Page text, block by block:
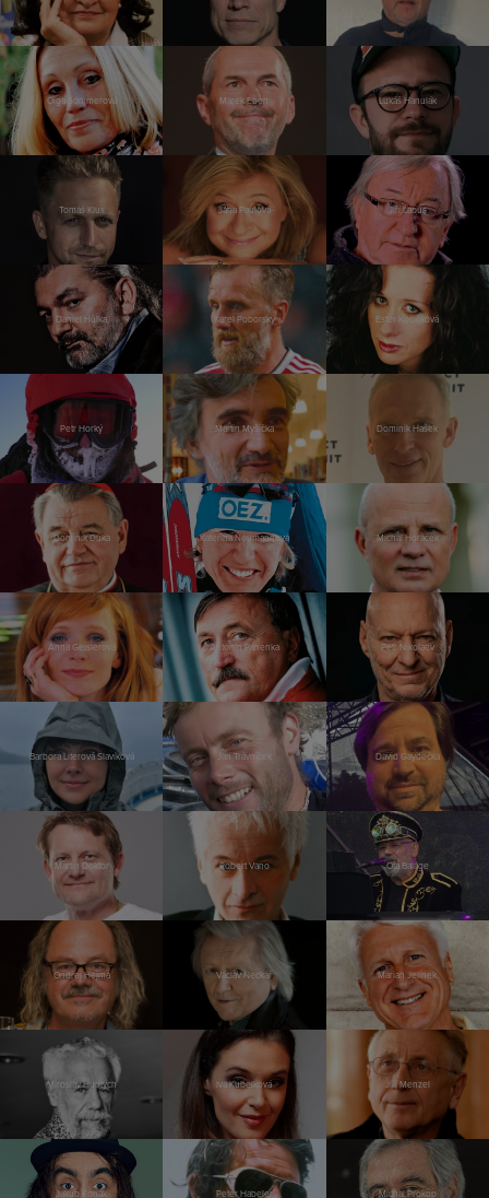
Olga Sommerová Marek Eben Lukáš Hanulák
Tomáš Klus Jana Paulová Jiří Lábus
Daniel Hůlka Karel Poborský Ester Kočičková
Petr Horký Martin Myšička Dominik Hašek
Dominik Duka Kateřina Neumannová Michal Horáček
Anna Geislerová Antonín Panenka Petr Nikolaev
Barbora Literová Slavíková Jan Trávníček David Gaydečka
Martin Doktor Robert Vano Ota Balage
Ondřej Hejma Václav Neckář Marian Jelínek
Miroslav Huptych Iva Kubelková Jiří Menzel
Jakub Kohák Peter Habeler Michal Prokop